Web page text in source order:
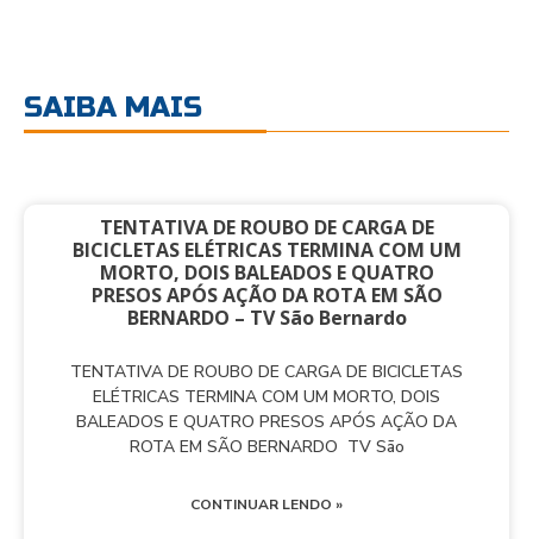
SAIBA MAIS
TENTATIVA DE ROUBO DE CARGA DE
BICICLETAS ELÉTRICAS TERMINA COM UM
MORTO, DOIS BALEADOS E QUATRO
PRESOS APÓS AÇÃO DA ROTA EM SÃO
BERNARDO – TV São Bernardo
TENTATIVA DE ROUBO DE CARGA DE BICICLETAS
ELÉTRICAS TERMINA COM UM MORTO, DOIS
BALEADOS E QUATRO PRESOS APÓS AÇÃO DA
ROTA EM SÃO BERNARDO TV São
CONTINUAR LENDO »